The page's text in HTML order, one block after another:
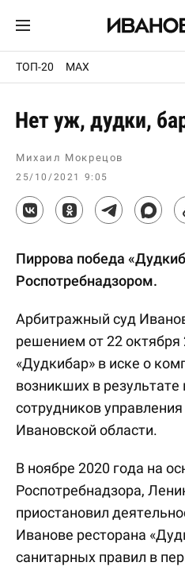
ТОП-20 MAX
Нет уж, дудки,
Михаил Мокрецов
25/10/2021 9:05
Пиррова победа
Роспотребнадзором.
Арбитражный суд
решением от 22
«Дудкибар» в иске о
возникших в
сотрудников
Ивановской области.
В ноябре 2020 года на
Роспотребнадзора,
приостановил
Иванове ресторана
санитарных правил в